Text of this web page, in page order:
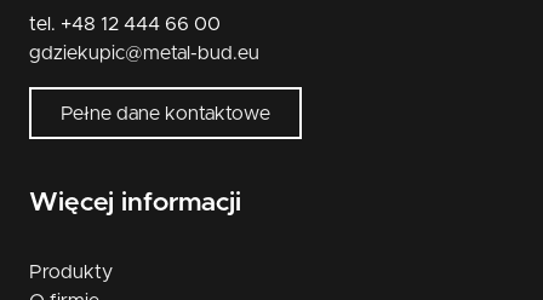
tel. +48 12 444 66 00
gdziekupic@metal-bud.eu
Pełne dane kontaktowe
Więcej informacji
Produkty